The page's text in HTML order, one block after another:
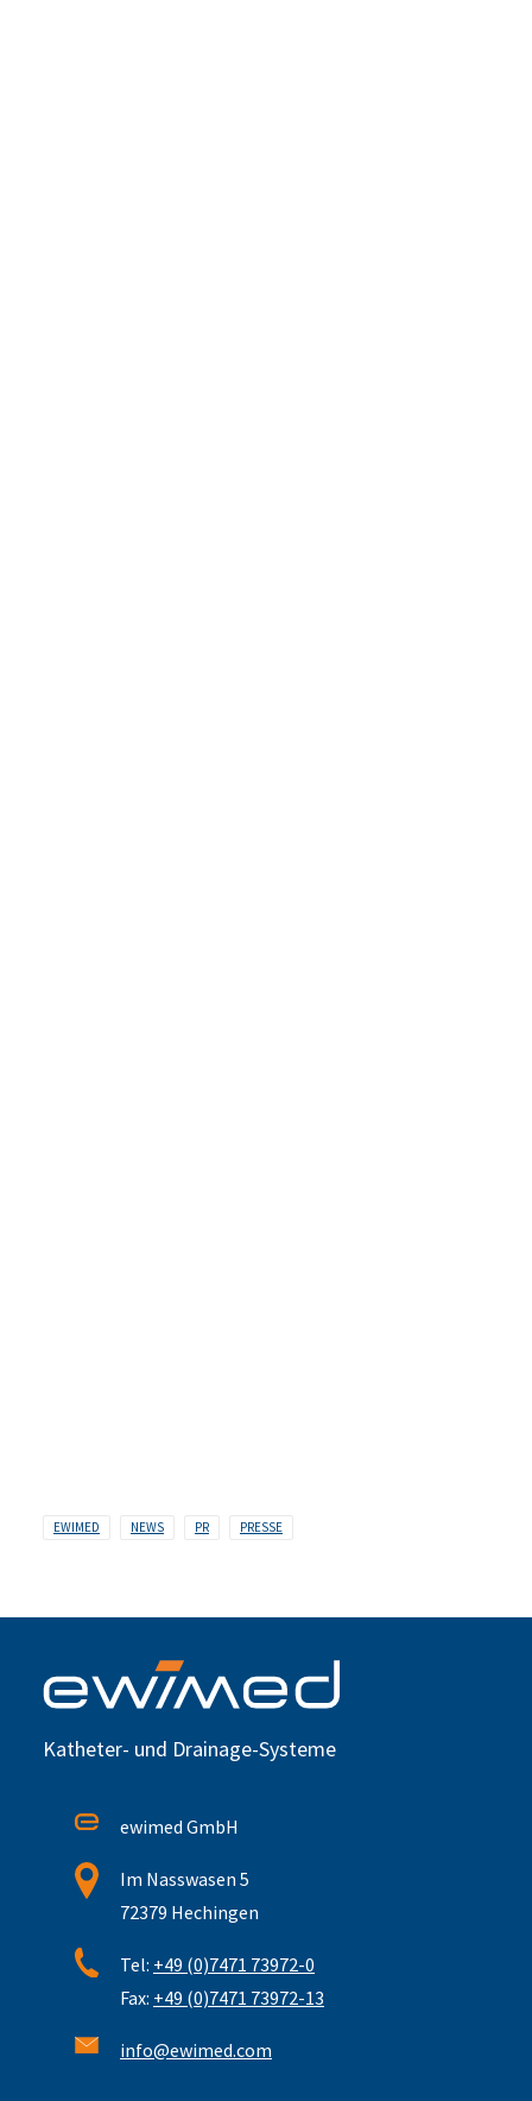
EWIMED NEWS PR PRESSE
Katheter- und Drainage-Systeme
ewimed GmbH
Im Nasswasen 5
72379 Hechingen
Tel: +49 (0)7471 73972-0
Fax: +49 (0)7471 73972-13
info@ewimed.com